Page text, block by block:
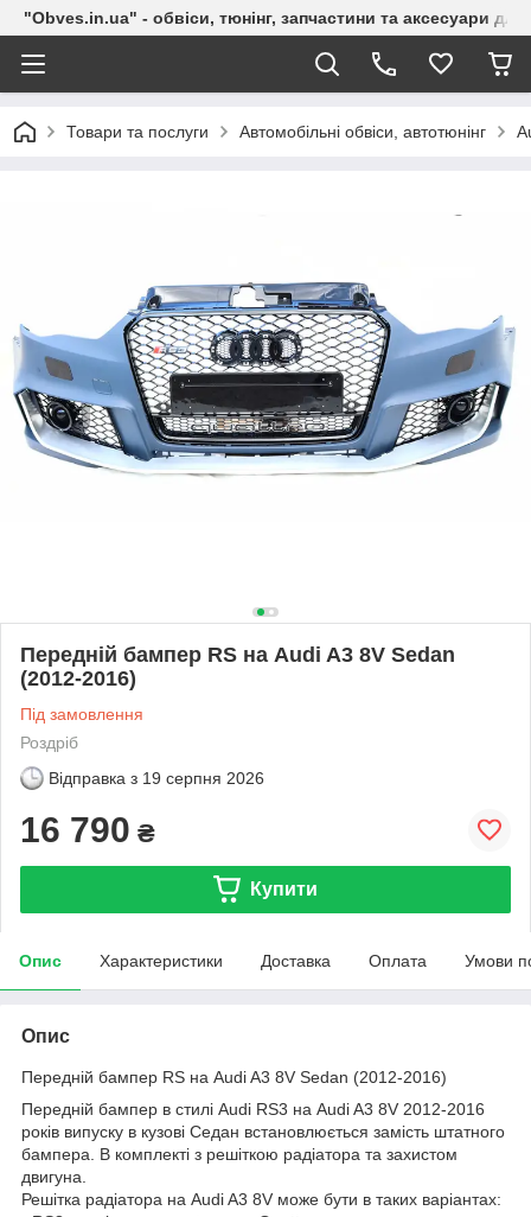
"Obves.in.ua" - обвіси, тюнінг, запчастини та аксесуари
Товари та послуги Автомобільні обвіси, автотюнінг
Передній бампер RS на Audi A3 8V Sedan
(2012-2016)
Під замовлення
Роздріб
Відправка з 19 серпня 2026
16 790 ₴
Купити
Опис Характеристики Доставка Оплата Умови
Опис
Передній бампер RS на Audi A3 8V Sedan (2012-2016)
Передній бампер в стилі Audi RS3 на Audi A3 8V 2012-2016
років випуску в кузові Седан встановлюється замість штатного
бампера. В комплекті з решіткою радіатора та захистом
двигуна.
Решітка радіатора на Audi A3 8V може бути в таких варіантах: